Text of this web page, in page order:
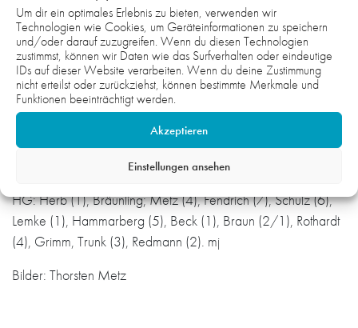
Um dir ein optimales Erlebnis zu bieten, verwenden wir
Technologien wie Cookies, um Geräteinformationen zu speichern
und/oder darauf zuzugreifen. Wenn du diesen Technologien
zustimmst, können wir Daten wie das Surfverhalten oder eindeutige
IDs auf dieser Website verarbeiten. Wenn du deine Zustimmung
nicht erteilst oder zurückziehst, können bestimmte Merkmale und
Funktionen beeinträchtigt werden.
Akzeptieren
Einstellungen ansehen
Torreigens, der seinen Zenit beim erwähnten 30:15 (45.)
erreicht hatte.
Die Restspielzeit wurde dann für die Galerie genutzt, Christian
Fendrich befand sich inzwischen unter Sonderbewachung,
was ihn aber nur teilweise behinderte und dann durfte
gemeinsam mit den Fans gefeiert werden. Die gezeigten
Nachlässigkeiten will Trainer Philipp aber seinen Jungs bis zum
nächsten Spiel, gegen die TSG Wiesloch, austreiben.
HG: Herb (1), Bräunling; Metz (4), Fendrich (7), Schulz (6),
Lemke (1), Hammarberg (5), Beck (1), Braun (2/1), Rothardt
(4), Grimm, Trunk (3), Redmann (2). mj
Bilder: Thorsten Metz